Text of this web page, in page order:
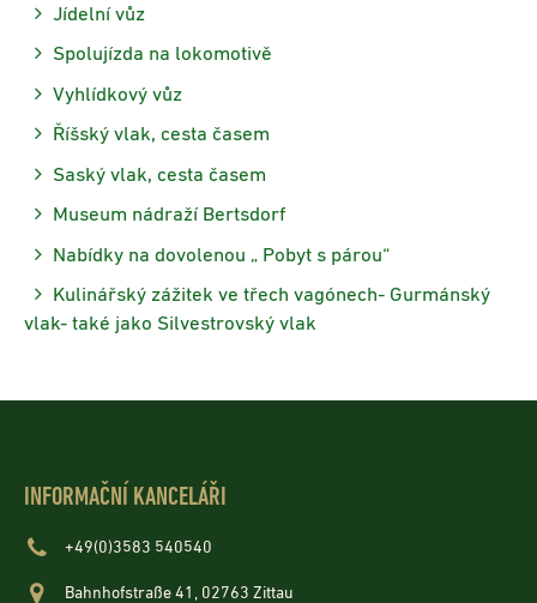
Jídelní vůz
Spolujízda na lokomotivě
Vyhlídkový vůz
Říšský vlak, cesta časem
Saský vlak, cesta časem
Museum nádraží Bertsdorf
Nabídky na dovolenou „ Pobyt s párou“
Kulinářský zážitek ve třech vagónech- Gurmánský
vlak- také jako Silvestrovský vlak
INFORMAČNÍ KANCELÁŘI
+49(0)3583 540540
Bahnhofstraße 41, 02763 Zittau